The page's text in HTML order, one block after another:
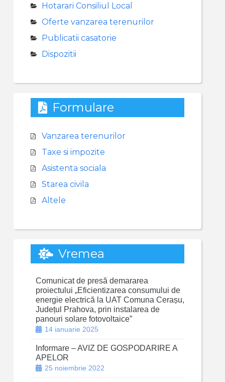
Hotarari Consiliul Local
Oferte vanzarea terenurilor
Publicatii casatorie
Dispozitii
Formulare
Vanzarea terenurilor
Taxe si impozite
Asistenta sociala
Starea civila
Altele
Vremea
Comunicat de presă demararea
proiectului „Eficientizarea consumului de
energie electrică la UAT Comuna Cerașu,
Județul Prahova, prin instalarea de
panouri solare fotovoltaice”
14 ianuarie 2025
Informare – AVIZ DE GOSPODARIRE A
APELOR
25 noiembrie 2022